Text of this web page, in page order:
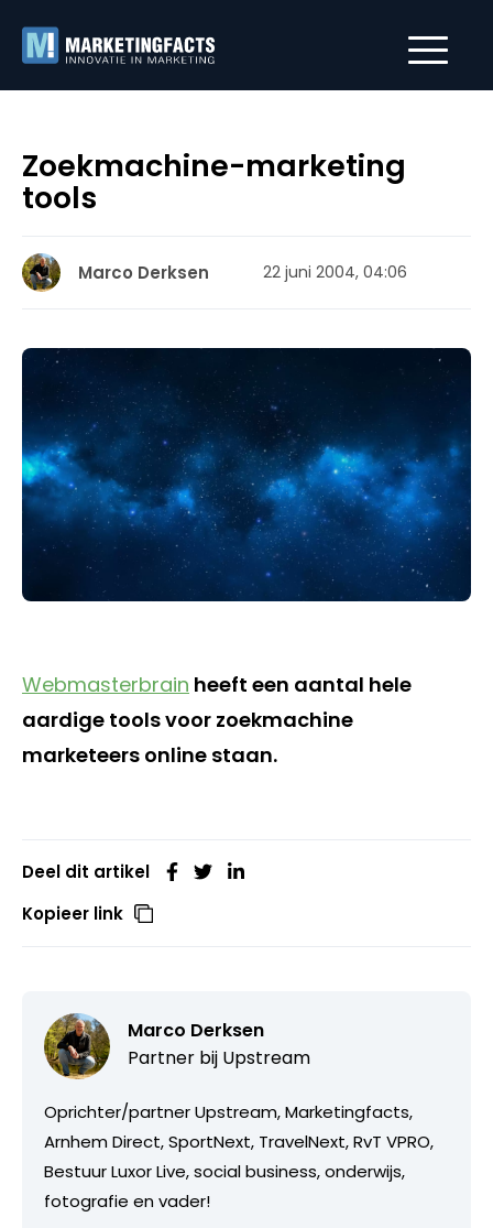
Zoekmachine-marketing
tools
Marco Derksen 22 juni 2004, 04:06
Webmasterbrain heeft een aantal hele
aardige tools voor zoekmachine
marketeers online staan.
Deel dit artikel
Kopieer link
Marco Derksen
Partner bij Upstream
Oprichter/partner Upstream, Marketingfacts,
Arnhem Direct, SportNext, TravelNext, RvT VPRO,
Bestuur Luxor Live, social business, onderwijs,
fotografie en vader!